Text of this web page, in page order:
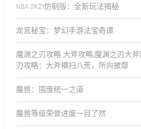
NBA 2K21仿制版：全新玩法揭秘
龙宫秘宝：梦幻手游法宝奇谭
魔渊之刃攻略 大斧攻略,魔渊之刃大
刃攻略：大斧横扫八荒，所向披靡
魔兽：国度统一之道
魔兽等级荣誉进度一目了然